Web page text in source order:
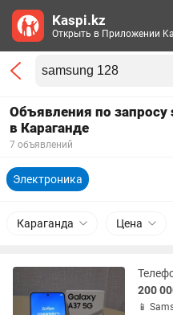
Объявления по запросу
в Караганде
7 объявлений
Электроника
Караганда Цена
200
📱
Kaspi.kz
Открыть в Приложении